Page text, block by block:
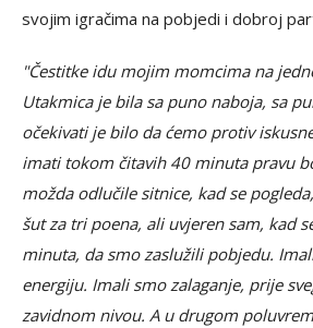
svojim igračima na pobjedi i dobroj
"Čestitke idu mojim momcima na
Utakmica je bila sa puno naboja, sa
očekivati je bilo da ćemo protiv
imati tokom čitavih 40 minuta pravu
možda odlučile sitnice, kad se
šut za tri poena, ali uvjeren sam, kad
minuta, da smo zaslužili pobjedu.
energiju. Imali smo zalaganje, prije
zavidnom nivou. A u drugom